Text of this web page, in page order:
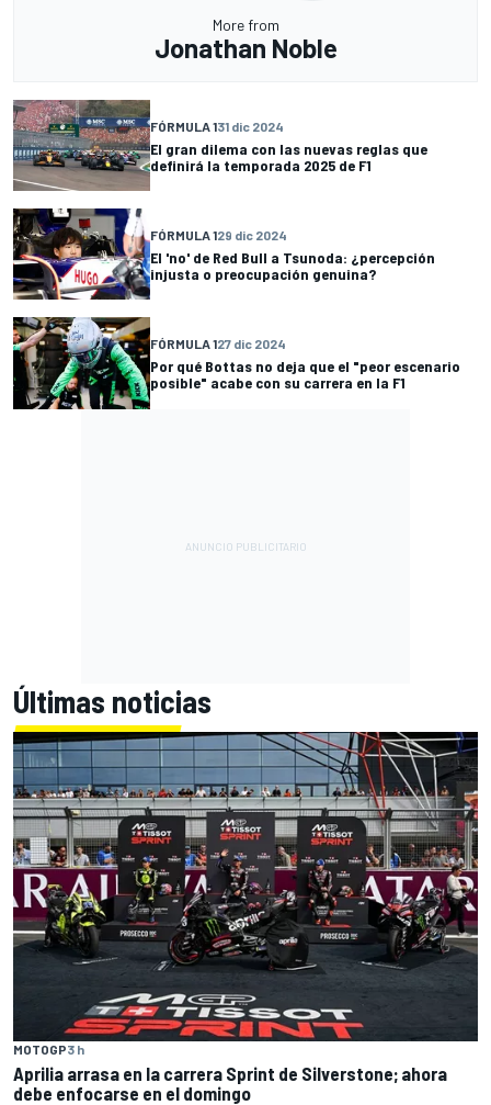
More from
Jonathan Noble
FÓRMULA 131 dic 2024
El gran dilema con las nuevas reglas que
definirá la temporada 2025 de F1
FÓRMULA 129 dic 2024
El 'no' de Red Bull a Tsunoda: ¿percepción
injusta o preocupación genuina?
FÓRMULA 127 dic 2024
Por qué Bottas no deja que el "peor escenario
posible" acabe con su carrera en la F1
Últimas noticias
MOTOGP3 h
Aprilia arrasa en la carrera Sprint de Silverstone; ahora
debe enfocarse en el domingo